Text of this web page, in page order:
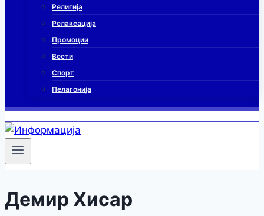
Религија
Релаксација
Промоции
Вести
Спорт
Пелагонија
Демир Хисар